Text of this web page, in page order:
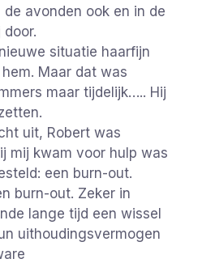
avonden ook en in de
situatie haarfijn
Maar dat was
maar tijdelijk….. Hij
uit, Robert was
mij kwam voor hulp was
een burn-out.
burn-out. Zeker in
lange tijd een wissel
uithoudingsvermogen